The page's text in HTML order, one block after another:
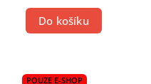
Do košíku
POUZE E-SHOP